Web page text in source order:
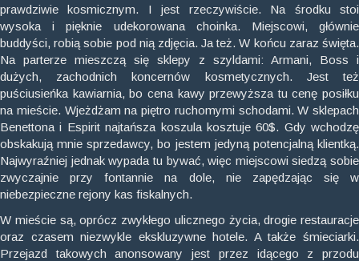
prawdziwie kosmicznym. I jest rzeczywiście. Na środku stoi
wysoka i pięknie udekorowana choinka. Miejscowi, głównie
buddyści, robią sobie pod nią zdjęcia. Ja też. W końcu zaraz święta.
Na parterze mieszczą się sklepy z szyldami: Armani, Boss i
dużych, zachodnich koncernów kosmetycznych. Jest też
puściusieńka kawiarnia, bo cena kawy przewyższa tu cenę posiłku
na mieście. Wjeżdżam na piętro ruchomymi schodami. W sklepach
Benettona i Espirit najtańsza koszula kosztuje 60$. Gdy wchodzę
obskakują mnie sprzedawcy, bo jestem jedyną potencjalną klientką.
Najwyraźniej jednak wypada tu bywać, więc miejscowi siedzą sobie
zwyczajnie przy fontannie na dole, nie zapędzając się w
niebezpieczne rejony kas fiskalnych.
W mieście są, oprócz zwykłego ulicznego życia, drogie restauracje
oraz czasem niezwykle ekskluzywne hotele. A także śmieciarki.
Przejazd takowych anonsowany jest przez idącego z przodu